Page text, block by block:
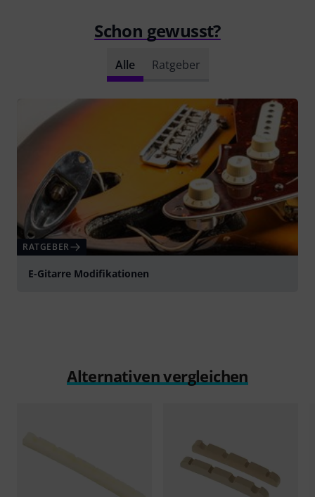
Schon gewusst?
Alle Ratgeber
RATGEBER
E-Gitarre Modifikationen
Alternativen vergleichen